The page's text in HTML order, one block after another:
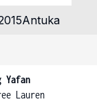
Antuka
Yafan
Lauren